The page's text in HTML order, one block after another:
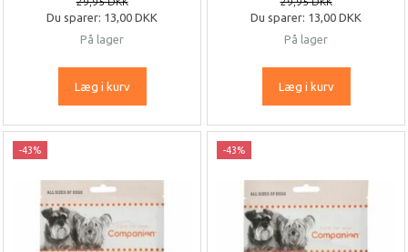
Du sparer: 13,00 DKK
På lager
Læg i kurv
Du sparer: 13,00 DKK
På lager
Læg i kurv
-43% -43%